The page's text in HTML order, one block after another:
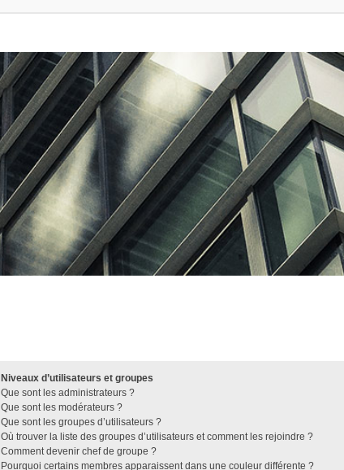
Niveaux d’utilisateurs et groupes
Que sont les administrateurs ?
Que sont les modérateurs ?
Que sont les groupes d’utilisateurs ?
Où trouver la liste des groupes d’utilisateurs et comment les rejoindre ?
Comment devenir chef de groupe ?
Pourquoi certains membres apparaissent dans une couleur différente ?